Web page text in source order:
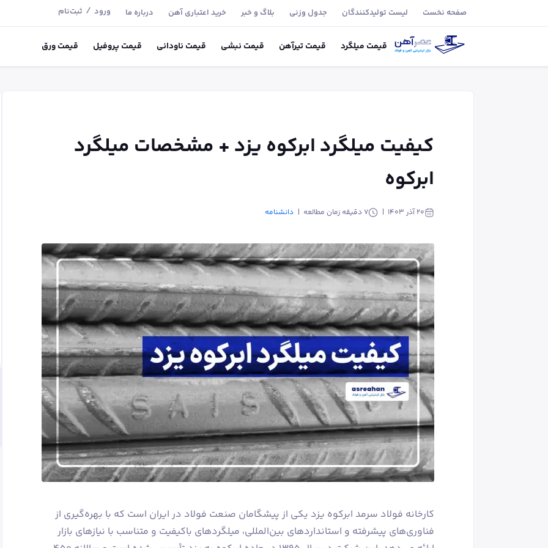
صفحه نخست لیست تولید‌کنندگان جدول وزنی بلاگ و خبر خرید اعتباری آهن درباره ما ورود / ثبت‌نام
قیمت میلگرد قیمتتیر‌آهن قیمت نبشی قیمت ناودانی قیمت پروفیل قیمتورق
کیفیت میلگرد ابرکوه یزد + مشخصات میلگرد
ابرکوه
۲۰ آذر ۱۴۰۳ 7 دقیقه زمان مطالعه دانشنامه
کارخانه فولاد سرمد ابرکوه یزد یکی از پیشگامان صنعت فولاد در ایران است که با بهره‌گیری از
فناوری‌های پیشرفته و استانداردهای بین‌المللی، میلگردهای باکیفیت و متناسب با نیازهای بازار